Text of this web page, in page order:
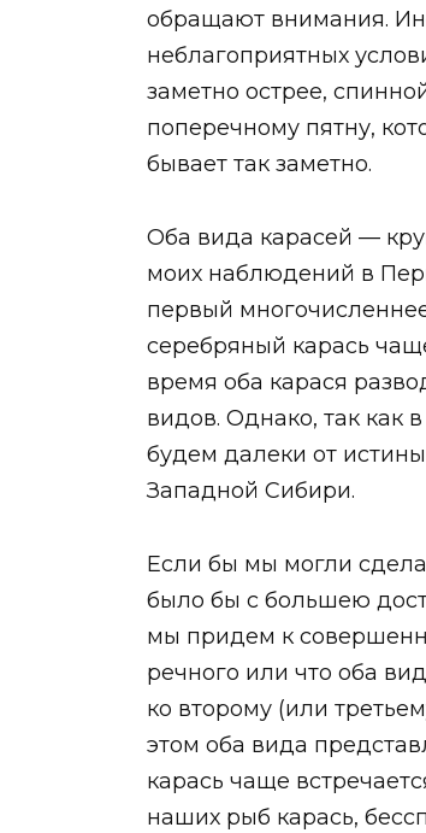
обращают внимания.
неблагоприятных
заметно острее,
поперечному пятну,
бывает так заметно.
Оба вида карасей —
моих наблюдений в
первый
серебряный карась
время оба карася
видов. Однако, так как
будем далеки от
Западной Сибири.
Если бы мы могли
было бы с большею
мы придем к
речного или что оба
ко второму (или
этом оба вида
карась чаще
наших рыб карась,